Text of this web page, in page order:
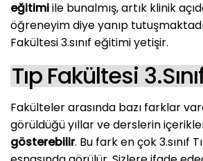
eğitimiile bunalmış, artık klinik
öğreneyim diye yanıp
Fakültesi 3.sınıf eğitimi yetişir.
Tıp Fakültesi
Fakülteler arasında bazı farklar
görüldüğü yıllar ve derslerin
gösterebilir. Bu fark en çok 3.sınıf